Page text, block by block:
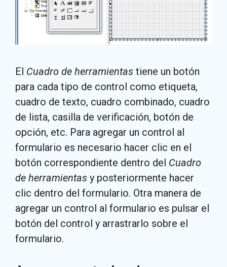
El Cuadro de herramientas tiene un botón
para cada tipo de control como etiqueta,
cuadro de texto, cuadro combinado, cuadro
de lista, casilla de verificación, botón de
opción, etc. Para agregar un control al
formulario es necesario hacer clic en el
botón correspondiente dentro del Cuadro
de herramientas y posteriormente hacer
clic dentro del formulario. Otra manera de
agregar un control al formulario es pulsar el
botón del control y arrastrarlo sobre el
formulario.